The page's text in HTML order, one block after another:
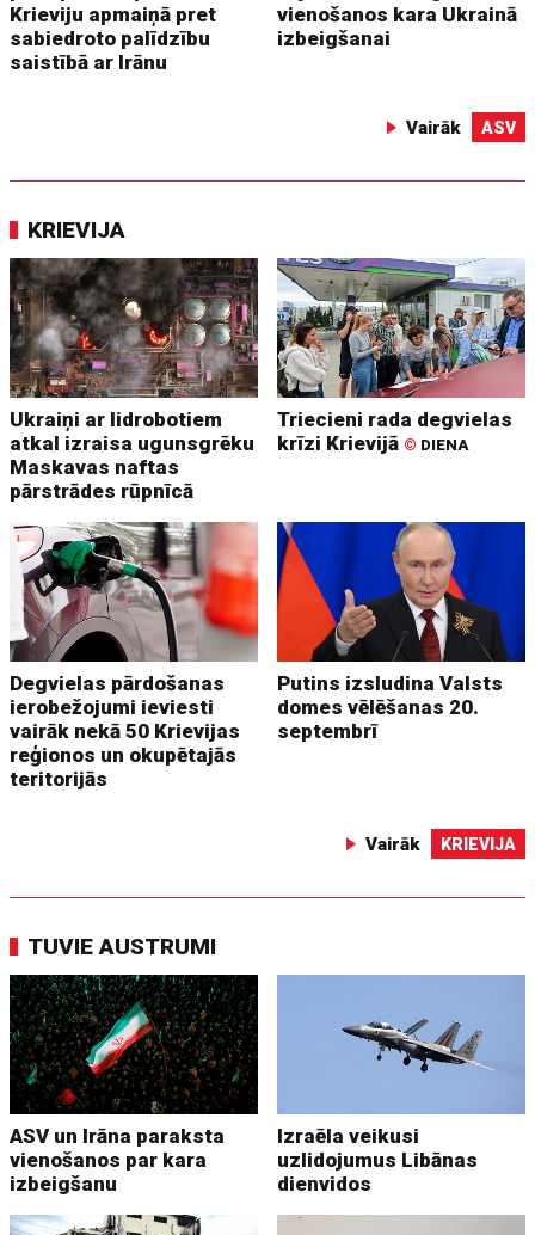
Krieviju apmaiņā pret
sabiedroto palīdzību
saistībā ar Irānu
vienošanos kara Ukrainā
izbeigšanai
Vairāk ASV
KRIEVIJA
Ukraiņi ar lidrobotiem
atkal izraisa ugunsgrēku
Maskavas naftas
pārstrādes rūpnīcā
Triecieni rada degvielas
krīzi Krievijā © DIENA
Degvielas pārdošanas
ierobežojumi ieviesti
vairāk nekā 50 Krievijas
reģionos un okupētajās
teritorijās
Putins izsludina Valsts
domes vēlēšanas 20.
septembrī
Vairāk KRIEVIJA
TUVIE AUSTRUMI
ASV un Irāna paraksta
vienošanos par kara
izbeigšanu
Izraēla veikusi
uzlidojumus Libānas
dienvidos